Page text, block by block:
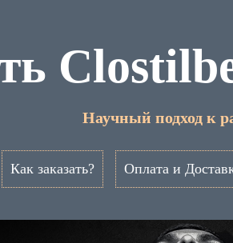
Научный подход к
Как заказать? Оплата и